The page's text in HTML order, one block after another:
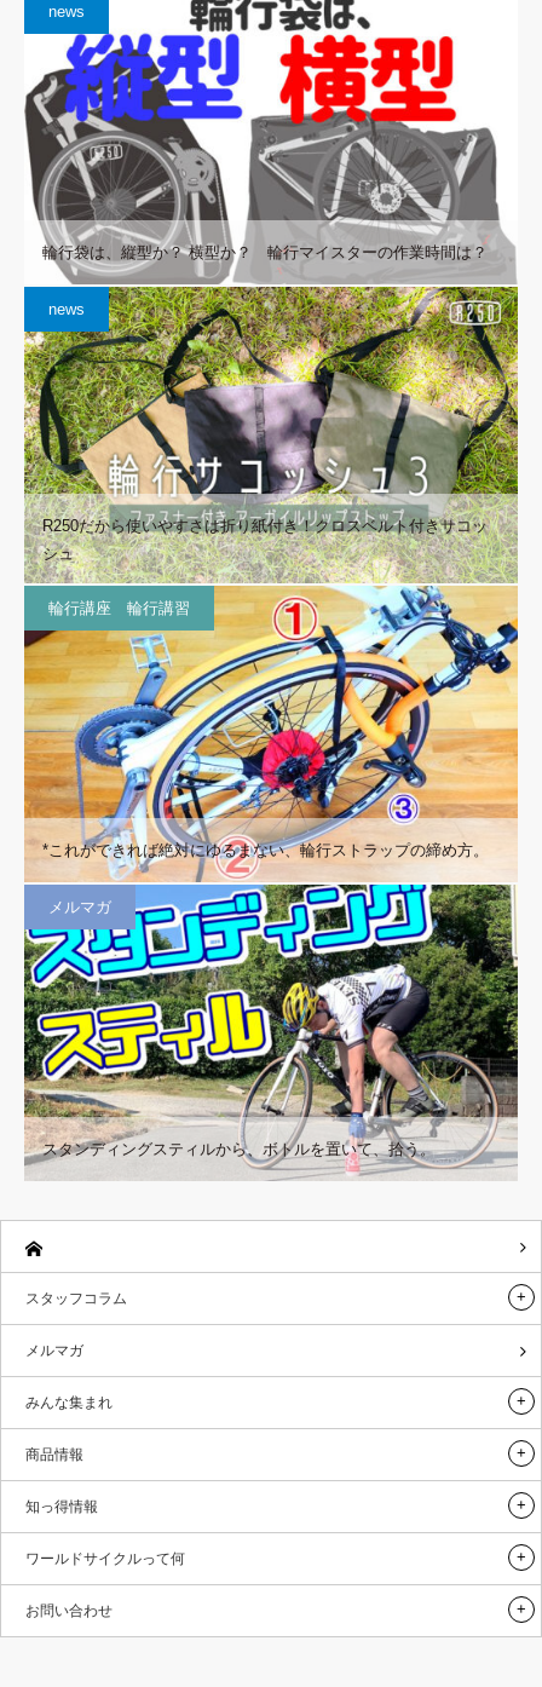
news
輪行袋は、縦型か？ 横型か？ 輪行マイスターの作業時間は？
news
R250だから使いやすさは折り紙付き！クロスベルト付きサコッ
シュ
輪行講座 輪行講習
*これができれば絶対にゆるまない、輪行ストラップの締め方。
メルマガ
スタンディングスティルから、ボトルを置いて、拾う。
スタッフコラム
メルマガ
みんな集まれ
商品情報
知っ得情報
ワールドサイクルって何
お問い合わせ